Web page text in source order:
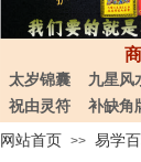
网站首页 >> 易学
太岁锦囊 九星风
祝由灵符
补缺角